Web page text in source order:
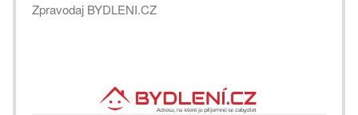
Zpravodaj BYDLENI.CZ